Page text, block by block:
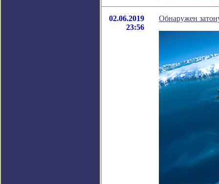
02.06.2019
23:56
Обнаружен